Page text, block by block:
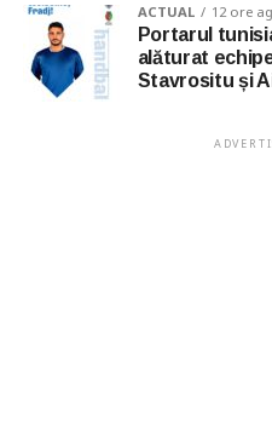
ACTUAL 12 ore
Portarul
alăturat
Stavrositu și